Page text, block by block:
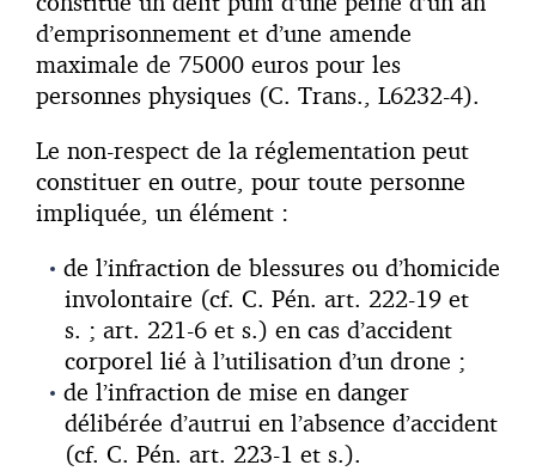
d’emprisonnement et d’une amende
maximale de 75000 euros pour les
personnes physiques (C. Trans., L6232-4).
Le non-respect de la réglementation peut
constituer en outre, pour toute personne
impliquée, un élément :
de l’infraction de blessures ou d’homicide
involontaire (cf. C. Pén. art. 222-19 et
s. ; art. 221-6 et s.) en cas d’accident
corporel lié à l’utilisation d’un drone ;
de l’infraction de mise en danger
délibérée d’autrui en l’absence d’accident
(cf. C. Pén. art. 223-1 et s.).